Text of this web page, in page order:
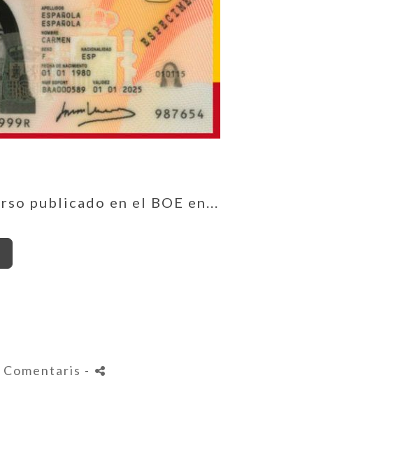
publicado en el BOE en...
Comentaris -